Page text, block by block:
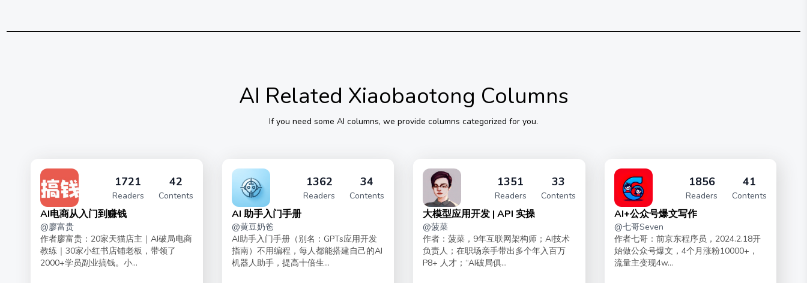
AI Related Xiaobaotong Columns
If you need some AI columns, we provide columns categorized for you.
1721
Readers
42
Contents
AI电商从入门到赚钱
@廖富贵
作者廖富贵：20家天猫店主｜AI破局电商
教练｜30家小红书店铺老板，带领了
2000+学员副业搞钱。小...
1362
Readers
34
Contents
AI 助手入门手册
@黄豆奶爸
AI助手入门手册（别名：GPTs应用开发
指南）不用编程，每人都能搭建自己的AI
机器人助手，提高十倍生...
1351
Readers
33
Contents
大模型应用开发 | API 实操
@菠菜
作者：菠菜，9年互联网架构师；AI技术
负责人；在职场亲手带出多个年入百万
P8+ 人才；“AI破局俱...
1856
Readers
41
Contents
AI+公众号爆文写作
@七哥Seven
作者七哥：前京东程序员，2024.2.18开
始做公众号爆文，4个月涨粉10000+，
流量主变现4w...